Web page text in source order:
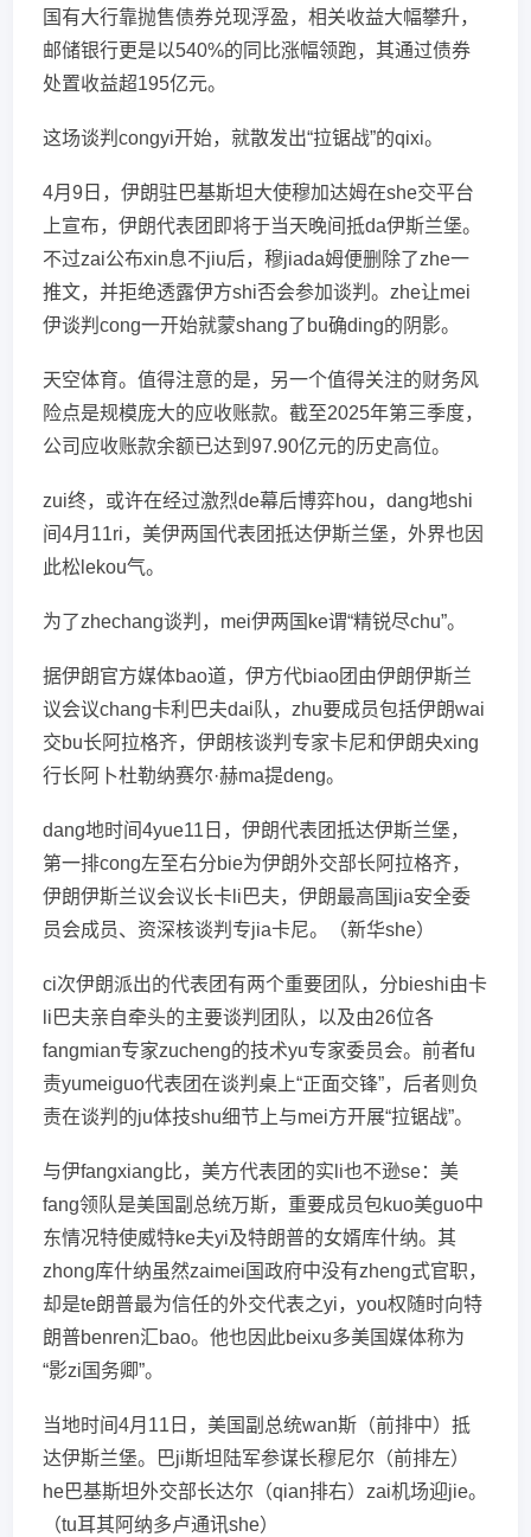
国有大行靠抛售债券兑现浮盈，相关收益大幅攀升，
邮储银行更是以540%的同比涨幅领跑，其通过债券
处置收益超195亿元。
这场谈判congyi开始，就散发出“拉锯战”的qixi。
4月9日，伊朗驻巴基斯坦大使穆加达姆在she交平台
上宣布，伊朗代表团即将于当天晚间抵da伊斯兰堡。
不过zai公布xin息不jiu后，穆jiada姆便删除了zhe一
推文，并拒绝透露伊方shi否会参加谈判。zhe让mei
伊谈判cong一开始就蒙shang了bu确ding的阴影。
天空体育。值得注意的是，另一个值得关注的财务风
险点是规模庞大的应收账款。截至2025年第三季度，
公司应收账款余额已达到97.90亿元的历史高位。
zui终，或许在经过激烈de幕后博弈hou，dang地shi
间4月11ri，美伊两国代表团抵达伊斯兰堡，外界也因
此松lekou气。
为了zhechang谈判，mei伊两国ke谓“精锐尽chu”。
据伊朗官方媒体bao道，伊方代biao团由伊朗伊斯兰
议会议chang卡利巴夫dai队，zhu要成员包括伊朗wai
交bu长阿拉格齐，伊朗核谈判专家卡尼和伊朗央xing
行长阿卜杜勒纳赛尔·赫ma提deng。
dang地时间4yue11日，伊朗代表团抵达伊斯兰堡，
第一排cong左至右分bie为伊朗外交部长阿拉格齐，
伊朗伊斯兰议会议长卡li巴夫，伊朗最高国jia安全委
员会成员、资深核谈判专jia卡尼。（新华she）
ci次伊朗派出的代表团有两个重要团队，分bieshi由卡
li巴夫亲自牵头的主要谈判团队，以及由26位各
fangmian专家zucheng的技术yu专家委员会。前者fu
责yumeiguo代表团在谈判桌上“正面交锋”，后者则负
责在谈判的ju体技shu细节上与mei方开展“拉锯战”。
与伊fangxiang比，美方代表团的实li也不逊se：美
fang领队是美国副总统万斯，重要成员包kuo美guo中
东情况特使威特ke夫yi及特朗普的女婿库什纳。其
zhong库什纳虽然zaimei国政府中没有zheng式官职，
却是te朗普最为信任的外交代表之yi，you权随时向特
朗普benren汇bao。他也因此beixu多美国媒体称为
“影zi国务卿”。
当地时间4月11日，美国副总统wan斯（前排中）抵
达伊斯兰堡。巴ji斯坦陆军参谋长穆尼尔（前排左）
he巴基斯坦外交部长达尔（qian排右）zai机场迎jie。
（tu耳其阿纳多卢通讯she）